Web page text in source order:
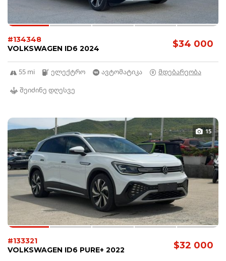
$34 000
#134348
VOLKSWAGEN ID6 2024
55 mi ელექტრო ავტომატიკა
მდებარეობა
შეიძინე დღესვე
15
$32 000
#133321
VOLKSWAGEN ID6 PURE+ 2022